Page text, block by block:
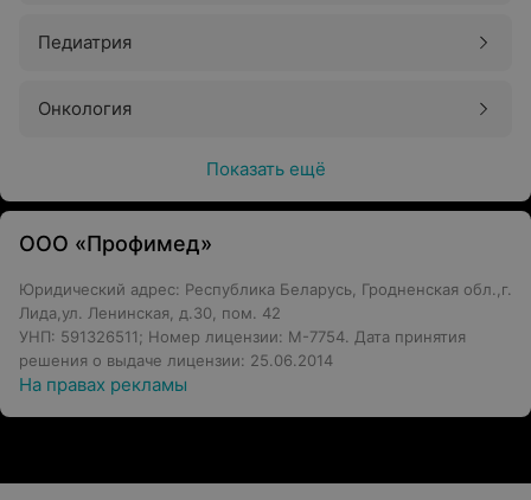
Педиатрия
Онкология
Показать ещё
ООО «Профимед»
Юридический адрес: Республика Беларусь, Гродненская обл.,г.
Лида,ул. Ленинская, д.30, пом. 42
УНП: 591326511; Номер лицензии: М-7754. Дата принятия
решения о выдаче лицензии: 25.06.2014
На правах рекламы